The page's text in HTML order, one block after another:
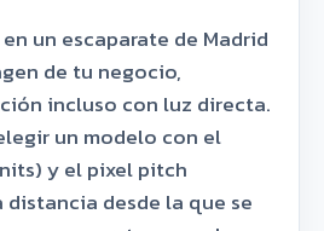
un escaparate de Madrid
de tu negocio,
incluso con luz directa.
un modelo con el
y el pixel pitch
desde la que se